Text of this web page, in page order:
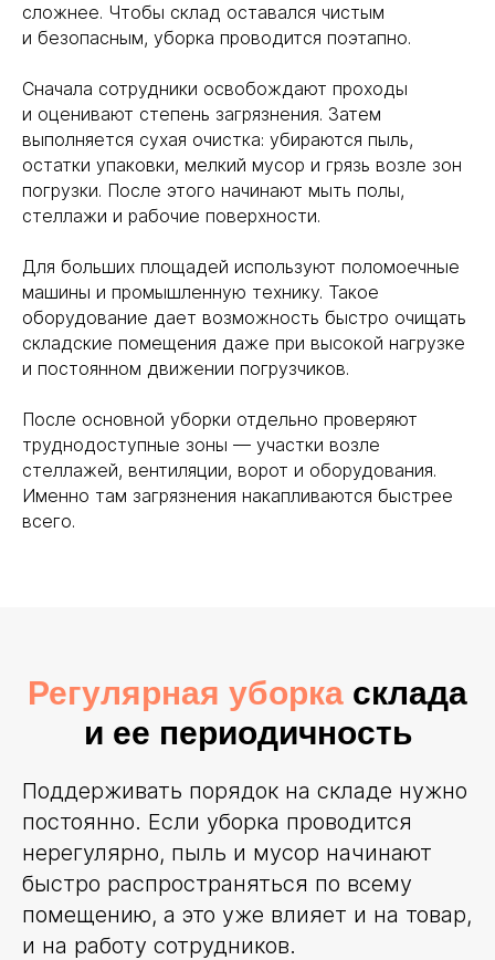
сложнее. Чтобы склад оставался чистым
и безопасным, уборка проводится поэтапно.
Сначала сотрудники освобождают проходы
и оценивают степень загрязнения. Затем
выполняется сухая очистка: убираются пыль,
остатки упаковки, мелкий мусор и грязь возле зон
погрузки. После этого начинают мыть полы,
стеллажи и рабочие поверхности.
Для больших площадей используют поломоечные
машины и промышленную технику. Такое
оборудование дает возможность быстро очищать
складские помещения даже при высокой нагрузке
и постоянном движении погрузчиков.
После основной уборки отдельно проверяют
труднодоступные зоны — участки возле
стеллажей, вентиляции, ворот и оборудования.
Именно там загрязнения накапливаются быстрее
всего.
Регулярная уборка склада
и ее периодичность
Поддерживать порядок на складе нужно
постоянно. Если уборка проводится
нерегулярно, пыль и мусор начинают
быстро распространяться по всему
помещению, а это уже влияет и на товар,
и на работу сотрудников.